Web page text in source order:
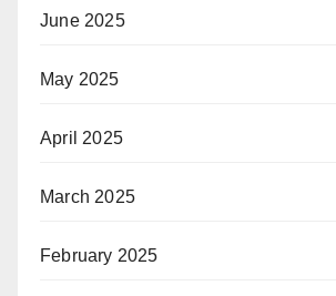
June 2025
May 2025
April 2025
March 2025
February 2025